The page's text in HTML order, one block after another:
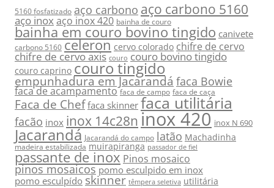
5160 fosfatizado aço carbono aço carbono 5160
aço inoxaço inox 420 bainha de couro
bainha em couro bovino tingido canivete
carbono 5160 celeron cervo colorado chifre de cervo
chifre de cervo axis couro couro bovino tingido
couro caprino couro tingido
empunhadura em Jacarandá faca Bowie
faca de acampamento faca de campo faca de caça
Faca de Chef faca skinner faca utilitária
facão inox inox 14c28ninox 420 inox N 690
Jacarandá Jacarandá do campo latão Machadinha
madeira estabilizada muirapiranga passador de fiel
passante de inox Pinos mosaico
pinos mosaicos pomo esculpido em inox
pomo esculpído skinner têmpera seletiva utilitária